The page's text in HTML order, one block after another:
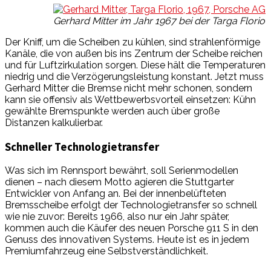
Gerhard Mitter im Jahr 1967 bei der Targa Florio
Der Kniff, um die Scheiben zu kühlen, sind strahlenförmige
Kanäle, die von außen bis ins Zentrum der Scheibe reichen
und für Luftzirkulation sorgen. Diese hält die Temperaturen
niedrig und die Verzögerungsleistung konstant. Jetzt muss
Gerhard Mitter die Bremse nicht mehr schonen, sondern
kann sie offensiv als Wettbewerbsvorteil einsetzen: Kühn
gewählte Bremspunkte werden auch über große
Distanzen kalkulierbar.
Schneller Technologietransfer
Was sich im Rennsport bewährt, soll Serienmodellen
dienen – nach diesem Motto agieren die Stuttgarter
Entwickler von Anfang an. Bei der innenbelüfteten
Bremsscheibe erfolgt der Technologietransfer so schnell
wie nie zuvor: Bereits 1966, also nur ein Jahr später,
kommen auch die Käufer des neuen Porsche 911 S in den
Genuss des innovativen Systems. Heute ist es in jedem
Premiumfahrzeug eine Selbstverständlichkeit.